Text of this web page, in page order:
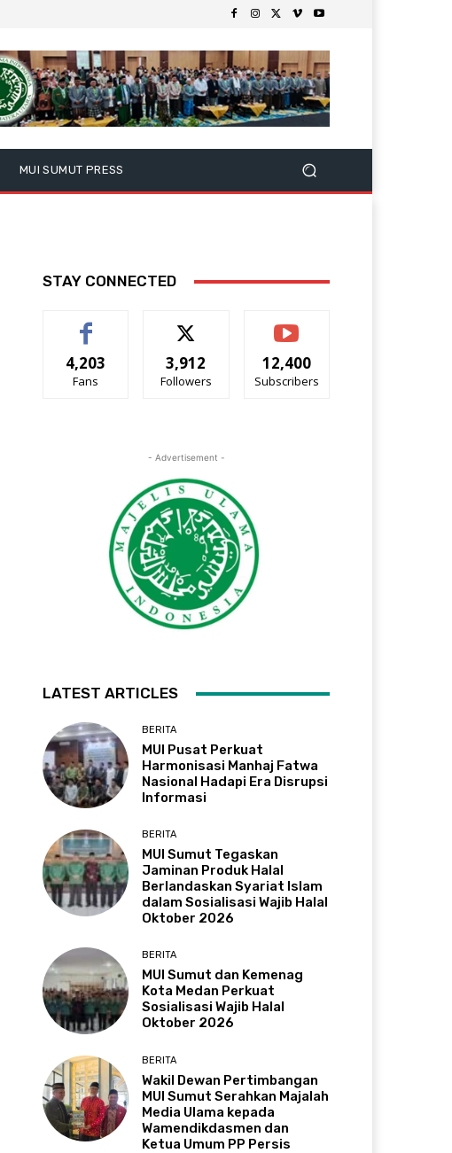
MUI SUMUT PRESS
STAY CONNECTED
4,203
Fans
3,912
Followers
12,400
Subscribers
- Advertisement -
LATEST ARTICLES
BERITA
MUI Pusat Perkuat
Harmonisasi Manhaj Fatwa
Nasional Hadapi Era Disrupsi
Informasi
BERITA
MUI Sumut Tegaskan
Jaminan Produk Halal
Berlandaskan Syariat Islam
dalam Sosialisasi Wajib Halal
Oktober 2026
BERITA
MUI Sumut dan Kemenag
Kota Medan Perkuat
Sosialisasi Wajib Halal
Oktober 2026
BERITA
Wakil Dewan Pertimbangan
MUI Sumut Serahkan Majalah
Media Ulama kepada
Wamendikdasmen dan
Ketua Umum PP Persis